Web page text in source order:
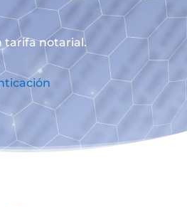
tarifa notarial.